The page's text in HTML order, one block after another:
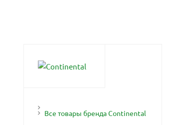
Все товары бренда Continental